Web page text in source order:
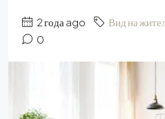
2 года ago
Вид на
0